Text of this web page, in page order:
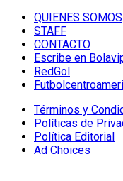
QUIENES SOMOS
STAFF
CONTACTO
Escribe en
RedGol
Términos y
Políticas de
Política Editorial
Ad Choices